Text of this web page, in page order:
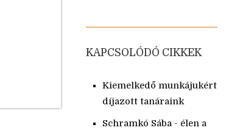
KAPCSOLÓDÓ CIKKEK
Kiemelkedő munkájukért
díjazott tanáraink
Schramkó Sába - élen a